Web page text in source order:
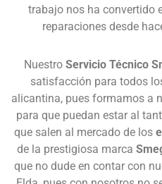
trabajo nos ha convertido
reparaciones desde
Nuestro Servicio Técnico
satisfacción para todos
alicantina, pues formamos a
para que puedan estar al
que salen al mercado de los
de la prestigiosa marca
que no dude en contar con